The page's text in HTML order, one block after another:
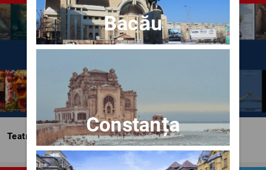
Teatrul Bulandra
Bacău
Constanța